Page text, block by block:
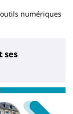
numériques
ses